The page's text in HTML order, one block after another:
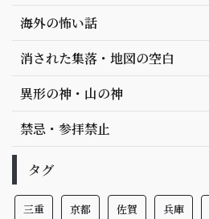
海外の怖い話
消された集落・地図の空白
異形の神・山の神
禁忌・参拝禁止
タグ
三重 京都 佐賀 兵庫